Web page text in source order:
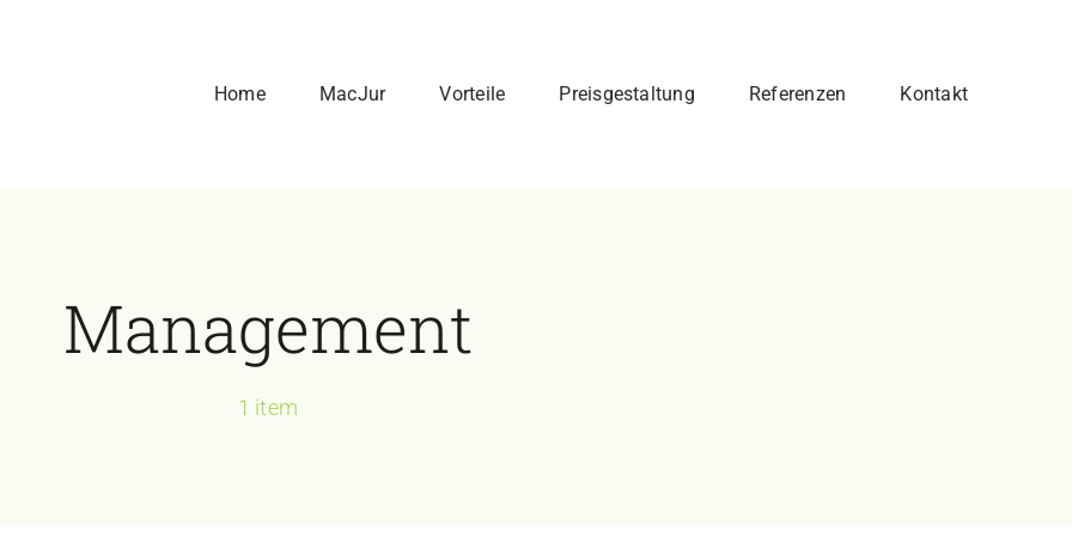
Home MacJur Vorteile Preisgestaltung Referenzen Kontakt
Management
1 item